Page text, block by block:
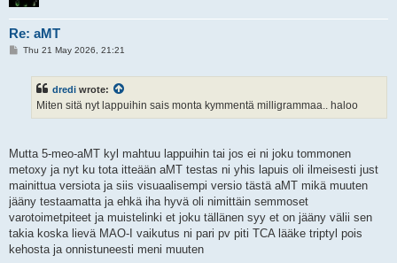
Re: aMT
PThu 21 May 2026, 21:21
dredi wrote:
Miten sitä nyt lappuihin sais monta kymmentä milligrammaa.. haloo
Mutta 5-meo-aMT kyl mahtuu lappuihin tai jos ei ni joku tommonen
metoxy ja nyt ku tota itteään aMT testas ni yhis lapuis oli ilmeisesti just
mainittua versiota ja siis visuaalisempi versio tästä aMT mikä muuten
jääny testaamatta ja ehkä iha hyvä oli nimittäin semmoset
varotoimetpiteet ja muistelinki et joku tällänen syy et on jääny välii sen
takia koska lievä MAO-I vaikutus ni pari pv piti TCA lääke triptyl pois
kehosta ja onnistuneesti meni muuten